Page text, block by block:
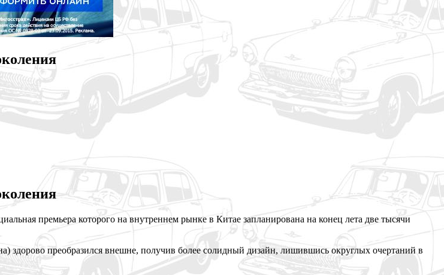
премьера которого на внутреннем рынке в Китае запланирована на конец лета две тысячи
здорово преобразился внешне, получив более солидный дизайн, лишившись округлых очертаний в